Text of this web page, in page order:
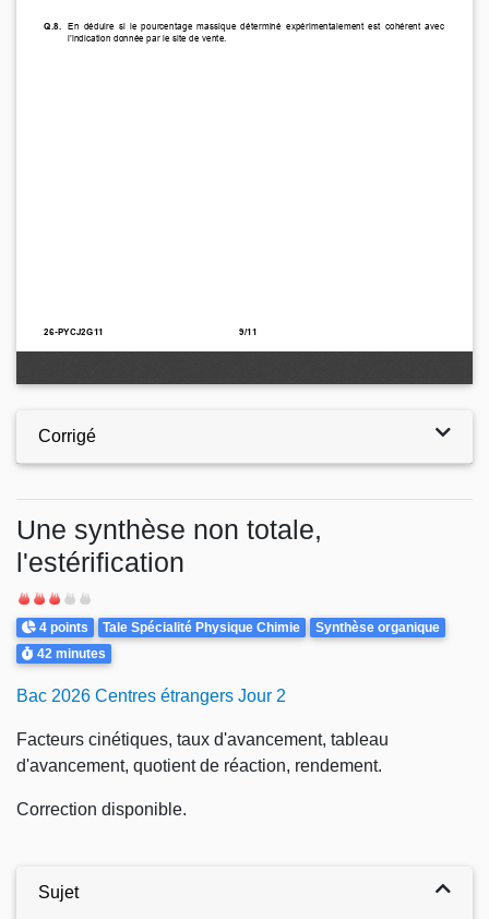
Corrigé
Une synthèse non totale,
l'estérification
Difficulté
Points
4 points Theme
Tale Spécialité Physique Chimie Synthèse organique
Durée
42 minutes
Bac 2026 Centres étrangers Jour 2
Facteurs cinétiques, taux d'avancement, tableau
d'avancement, quotient de réaction, rendement.
Correction disponible.
Sujet